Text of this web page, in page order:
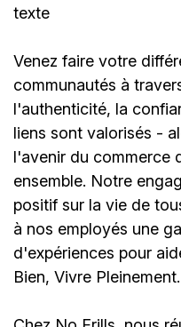
texte
Venez faire votre
communautés à
l'authenticité, la
liens sont valorisés -
l'avenir du commerce
ensemble. Notre
positif sur la vie de
à nos employés une
d'expériences pour
Bien, Vivre Pleinement.